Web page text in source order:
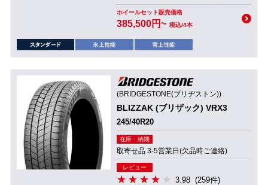
ホイールセット販売価格
385,500円~ 税込/4本
(BRIDGESTONE(ブリヂストン))
BLIZZAK (ブリザック) VRX3
245/40R20
在庫・納期
取寄せ品 3-5営業日(欠品時ご連絡)
レビュー
3.98 (259件)